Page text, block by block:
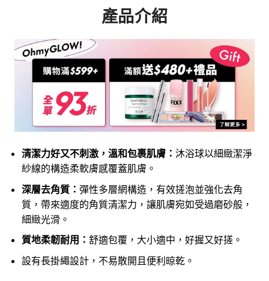
產品介紹
清潔力好又不刺激，溫和包裹肌膚： 沐浴球以細緻潔淨
紗線的構造柔軟膚感覆蓋肌膚。
深層去角質： 彈性多層網構造，有效搓泡並強化去角
質，帶來適度的角質清潔力，讓肌膚宛如受過磨砂般，
細緻光滑。
質地柔韌耐用： 舒適包覆，大小適中，好握又好搓。
設有長掛繩設計，不易散開且便利晾乾。